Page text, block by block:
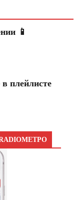
📱
плейлисте